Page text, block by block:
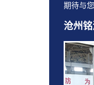
期待与
沧州